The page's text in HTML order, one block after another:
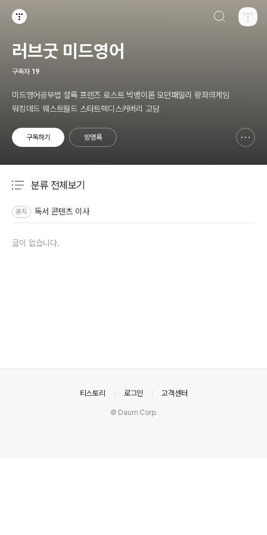
러브굿 미드영어
구독자 19
미드영어공부법 셜록 프렌즈 로스트 빅뱅이론 모던패밀리 왕좌의게임
워킹데드 웨스트월드 스타트렉디스커버리 고담
구독하기 방명록
분류 전체보기
공지 독서 콘텐츠 이사
글이 없습니다.
티스토리 로그인 고객센터
© Daum Corp.